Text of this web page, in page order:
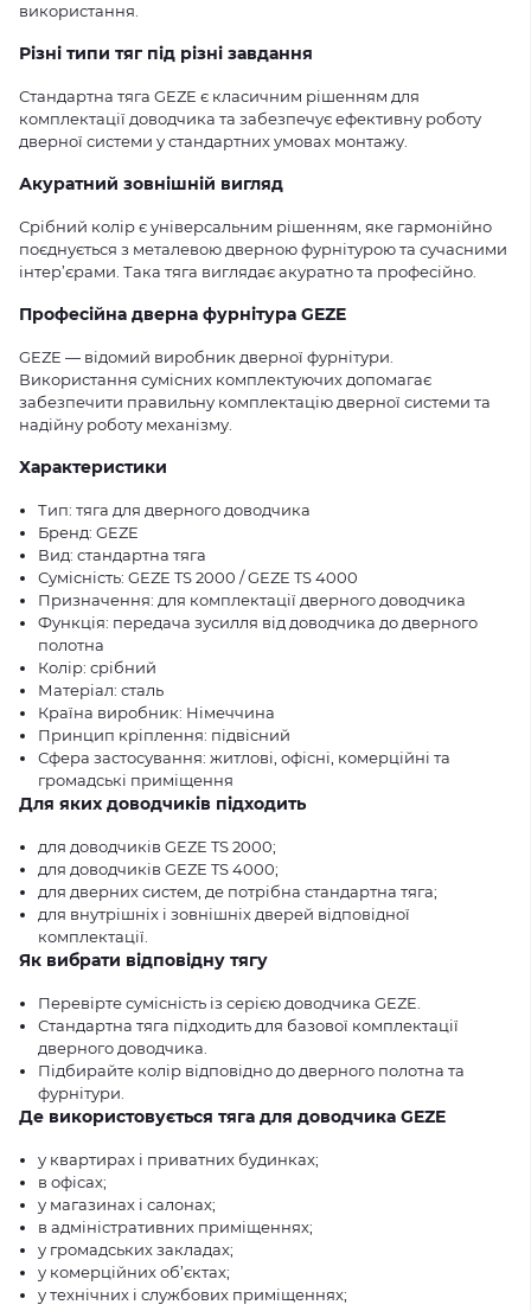
використання.
Різні типи тяг під різні завдання
Стандартна тяга GEZE є класичним рішенням для
комплектації доводчика та забезпечує ефективну роботу
дверної системи у стандартних умовах монтажу.
Акуратний зовнішній вигляд
Срібний колір є універсальним рішенням, яке гармонійно
поєднується з металевою дверною фурнітурою та сучасними
інтер’єрами. Така тяга виглядає акуратно та професійно.
Професійна дверна фурнітура GEZE
GEZE — відомий виробник дверної фурнітури.
Використання сумісних комплектуючих допомагає
забезпечити правильну комплектацію дверної системи та
надійну роботу механізму.
Характеристики
Тип: тяга для дверного доводчика
Бренд: GEZE
Вид: стандартна тяга
Сумісність: GEZE TS 2000 / GEZE TS 4000
Призначення: для комплектації дверного доводчика
Функція: передача зусилля від доводчика до дверного
полотна
Колір: срібний
Матеріал: сталь
Країна виробник: Німеччина
Принцип кріплення: підвісний
Сфера застосування: житлові, офісні, комерційні та
громадські приміщення
Для яких доводчиків підходить
для доводчиків GEZE TS 2000;
для доводчиків GEZE TS 4000;
для дверних систем, де потрібна стандартна тяга;
для внутрішніх і зовнішніх дверей відповідної
комплектації.
Як вибрати відповідну тягу
Перевірте сумісність із серією доводчика GEZE.
Стандартна тяга підходить для базової комплектації
дверного доводчика.
Підбирайте колір відповідно до дверного полотна та
фурнітури.
Де використовується тяга для доводчика GEZE
у квартирах і приватних будинках;
в офісах;
у магазинах і салонах;
в адміністративних приміщеннях;
у громадських закладах;
у комерційних об’єктах;
у технічних і службових приміщеннях;